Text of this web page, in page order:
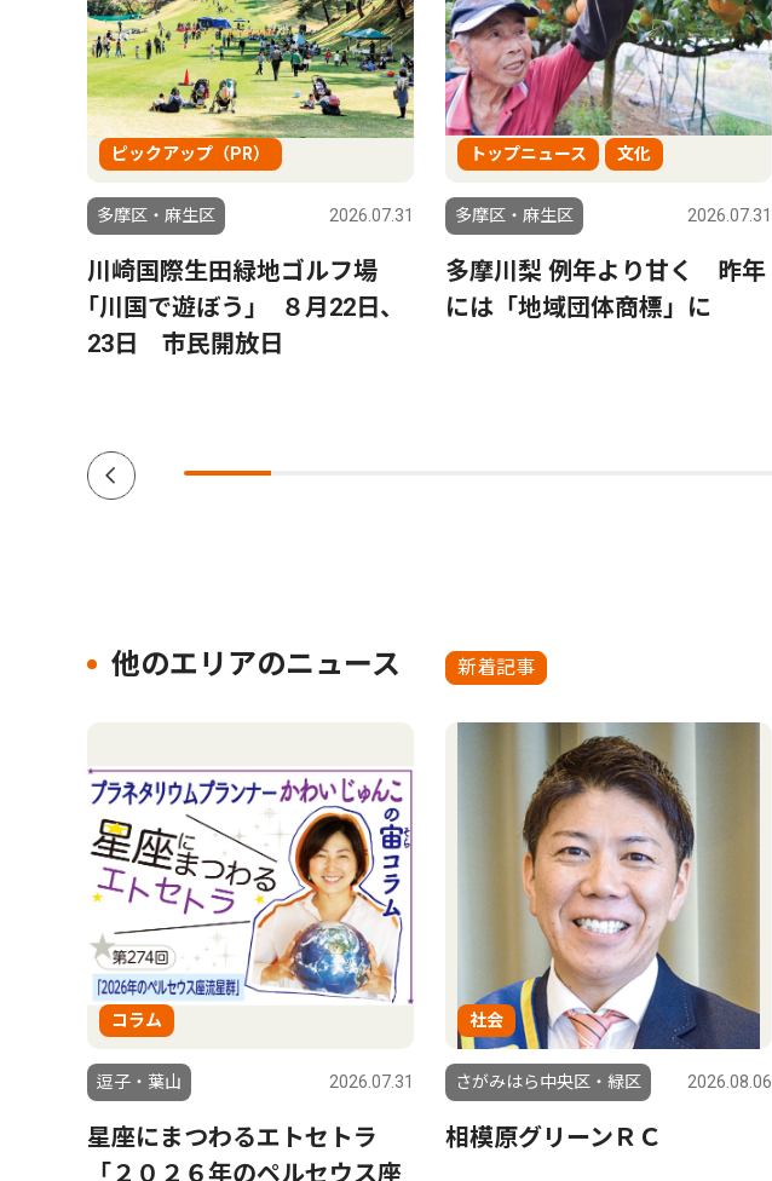
ピックアップ（PR）
多摩区・麻生区 2026.07.31
川崎国際生田緑地ゴルフ場
｢川国で遊ぼう｣ ８月22日、
23日 市民開放日
トップニュース 文化
多摩区・麻生区 2026.07.31
多摩川梨 例年より甘く 昨年
には「地域団体商標」に
他のエリアのニュース 新着記事
コラム
逗子・葉山 2026.07.31
星座にまつわるエトセトラ
「２０２６年のペルセウス座
社会
さがみはら中央区・緑区 2026.08.06
相模原グリーンＲＣ